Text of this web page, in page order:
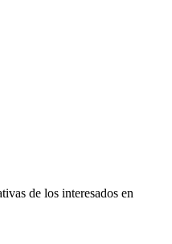
de los interesados en